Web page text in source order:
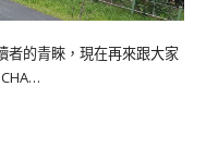
者的青睞，現在再來跟大家